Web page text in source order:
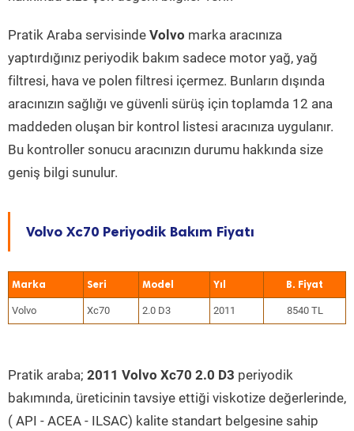
Pratik Araba servisinde Volvo marka aracınıza
yaptırdığınız periyodik bakım sadece motor yağ, yağ
filtresi, hava ve polen filtresi içermez. Bunların dışında
aracınızın sağlığı ve güvenli sürüş için toplamda 12 ana
maddeden oluşan bir kontrol listesi aracınıza uygulanır.
Bu kontroller sonucu aracınızın durumu hakkında size
geniş bilgi sunulur.
Volvo Xc70 Periyodik Bakım Fiyatı
Marka Seri Model Yıl
Volvo Xc70 2.0 D3 2011 8540 TL
Pratik araba; 2011 Volvo Xc70 2.0 D3 periyodik
bakımında, üreticinin tavsiye ettiği viskotize değerlerinde,
( API - ACEA - ILSAC) kalite standart belgesine sahip